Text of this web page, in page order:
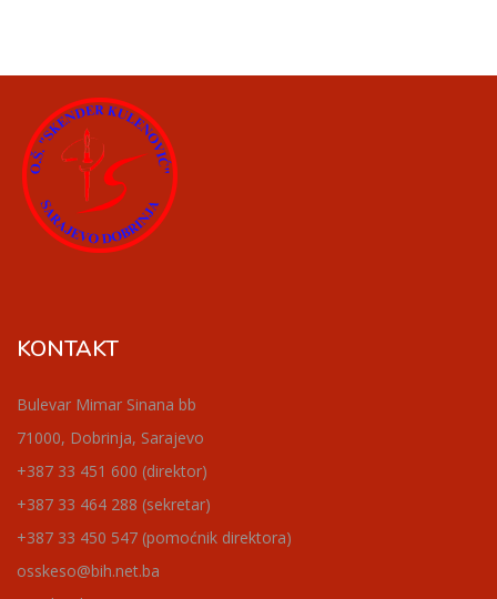
KONTAKT
Bulevar Mimar Sinana bb
71000, Dobrinja, Sarajevo
+387 33 451 600 (direktor)
+387 33 464 288 (sekretar)
+387 33 450 547 (pomoćnik direktora)
osskeso@bih.net.ba